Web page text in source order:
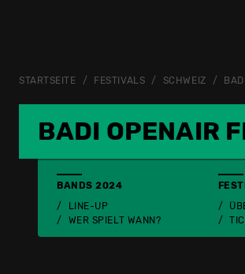
STARTSEITE FESTIVALS SCHWEIZ
BADI OPENAIR
BANDS 2024
LINE-UP
WER SPIELT WANN?